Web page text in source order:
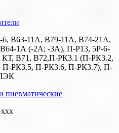
6, В63-11А, В79-11А, В74-21А,
1А (-2А; -3А), П-Р13, 5Р-6-
В71, В72,П-РК3.1 (П-РК3.2,
П-РК3.5, П-РК3.6, П-РК3.7), П-
пневматические